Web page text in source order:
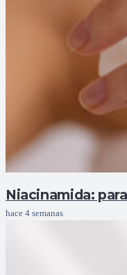
Niacinamida:
hace 4 semanas